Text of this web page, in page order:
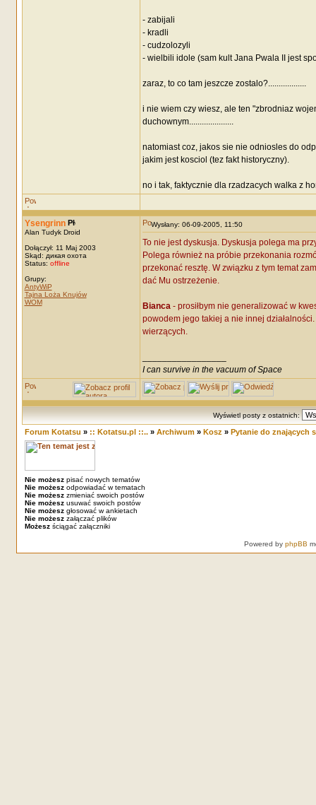
- zabijali
- kradli
- cudzolozyli
- wielbili idole (sam kult Jana Pwala II jest
zaraz, to co tam jeszcze zostalo?..................
i nie wiem czy wiesz, ale ten "zbrodniaz
duchownym.....................
natomiast coz, jakos sie nie odniosles do
jakim jest kosciol (tez fakt historyczny).
no i tak, faktycznie dla rzadzacych walka z
Ysengrinn
Alan Tudyk Droid
Dołączył: 11 Maj 2003
Skąd: дикая охота
Status: offline
Grupy:
AntyWiP
Tajna Loża Knujów
WOM
Wysłany: 06-09-2005, 11:50
To nie jest dyskusja. Dyskusja polega ma
Polega również na próbie przekonania
przekonać resztę. W związku z tym temat
dać Mu ostrzeżenie.
Bianca- prosiłbym nie generalizować w
powodem jego takiej a nie innej
wierzących.
I can survive in the vacuum of Space
Wyświetl posty z ostatnich:
Forum Kotatsu » :: Kotatsu.pl ::..» Archiwum» Kosz » Pytanie do znających
Nie możeszpisać nowych tematów
Nie możeszodpowiadać w tematach
Nie możeszzmieniać swoich postów
Nie możeszusuwać swoich postów
Nie możeszgłosować w ankietach
Nie możeszzałączać plików
Możeszściągać załączniki
Powered by phpBB